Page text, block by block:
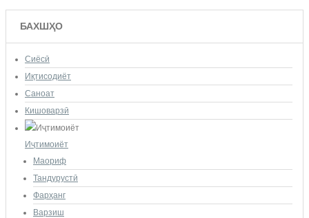
БАХШҲО
Сиёсӣ
Иқтисодиёт
Саноат
Кишоварзӣ
Иҷтимоиёт
Маориф
Тандурустӣ
Фарҳанг
Варзиш